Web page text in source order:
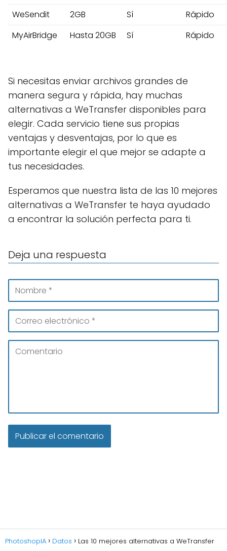
WeSendit 2GB Sí
Rápido
MyAirBridge
Hasta 20GB Sí Rápido
Si necesitas enviar archivos grandes de
manera segura y rápida, hay muchas
alternativas a WeTransfer disponibles para
elegir. Cada servicio tiene sus propias
ventajas y desventajas, por lo que es
importante elegir el que mejor se adapte a
tus necesidades.
Esperamos que nuestra lista de las 10 mejores
alternativas a WeTransfer te haya ayudado
a encontrar la solución perfecta para ti.
Deja una respuesta
PhotoshopIA Datos
Las 10 mejores alternativas a WeTransfer